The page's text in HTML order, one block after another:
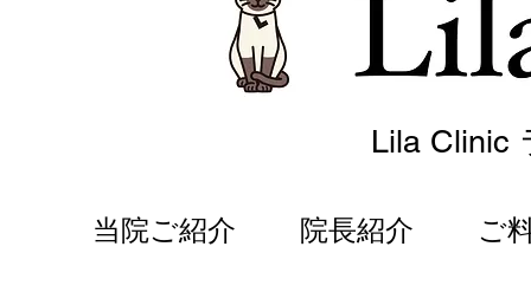
Lila Clinic
当院ご紹介 院長紹介 ご